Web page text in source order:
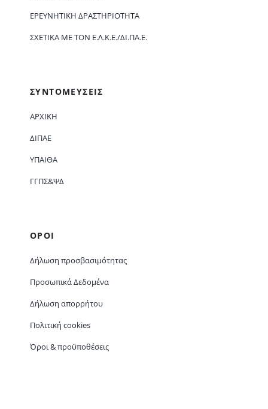
ΕΡΕΥΝΗΤΙΚΉ ΔΡΑΣΤΗΡΙΌΤΗΤΑ
ΣΧΕΤΙΚΆ ΜΕ ΤΟΝ Ε.Λ.Κ.Ε./ΔΙ.ΠΑ.Ε.
ΣΥΝΤΟΜΕΥΣΕΙΣ
ΑΡΧΙΚΗ
ΔΙΠΑΕ
ΥΠΑΙΘΑ
ΓΓΠΣ&ΨΔ
ΟΡΟΙ
Δήλωση προσβασιμότητας
Προσωπικά Δεδομένα
Δήλωση απορρήτου
Πολιτική cookies
Όροι & προϋποθέσεις